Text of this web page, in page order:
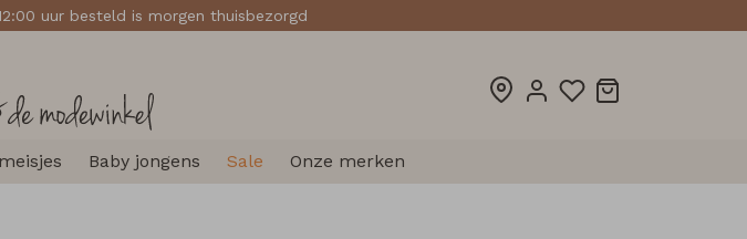
uur besteld is morgen thuisbezorgd
Baby jongens Sale Onze merken